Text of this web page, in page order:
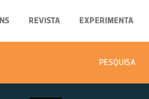
REVISTA EXPERIMENTA
PESQUISA